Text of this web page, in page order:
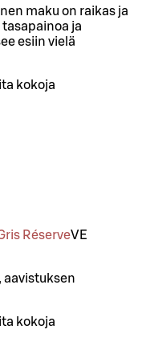
maku on raikas ja
ja
esiin vielä
kokoja
RéserveVE
aavistuksen
kokoja